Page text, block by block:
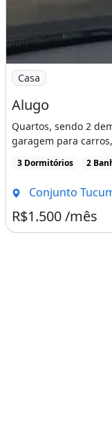
Imagem: Alugo
Casa
Alugo
Quartos, sendo 2
garagem para
3 Dormitórios 2
Conjunto
R$1.500 /mês